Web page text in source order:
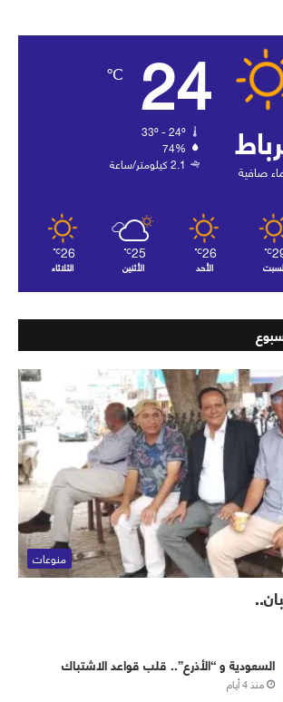
صافية
24
℃
33º - 24º
74%
2.1 كيلومتر/ساعة
℃
26
℃
الأحد
25
℃
الأثنين
26
℃
الثلاثاء
منوعات
‏⁧‫السعودية‬⁩ و “الأذرع”.. قلب قواعد الاشتباك
منذ 4 أيام